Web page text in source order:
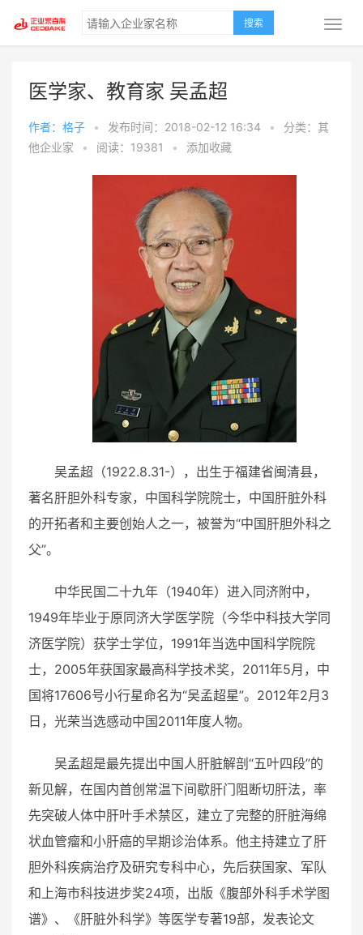
搜索
医学家、教育家 吴孟超
作者：格子 • 发布时间：2018-02-12 16:34 •
分类：其
他企业家
• 阅读：19381 • 添加收藏
吴孟超（1922.8.31-），出生于福建省闽清县，
著名肝胆外科专家，中国科学院院士，中国肝脏外科
的开拓者和主要创始人之一，被誉为“中国肝胆外科之
父”。
中华民国二十九年（1940年）进入同济附中，
1949年毕业于原同济大学医学院（今华中科技大学同
济医学院）获学士学位，1991年当选中国科学院院
士，2005年获国家最高科学技术奖，2011年5月，中
国将17606号小行星命名为“吴孟超星”。2012年2月3
日，光荣当选感动中国2011年度人物。
吴孟超是最先提出中国人肝脏解剖“五叶四段”的
新见解，在国内首创常温下间歇肝门阻断切肝法，率
先突破人体中肝叶手术禁区，建立了完整的肝脏海绵
状血管瘤和小肝癌的早期诊治体系。他主持建立了肝
胆外科疾病治疗及研究专科中心，先后获国家、军队
和上海市科技进步奖24项，出版《腹部外科手术学图
谱》、《肝脏外科学》等医学专著19部，发表论文